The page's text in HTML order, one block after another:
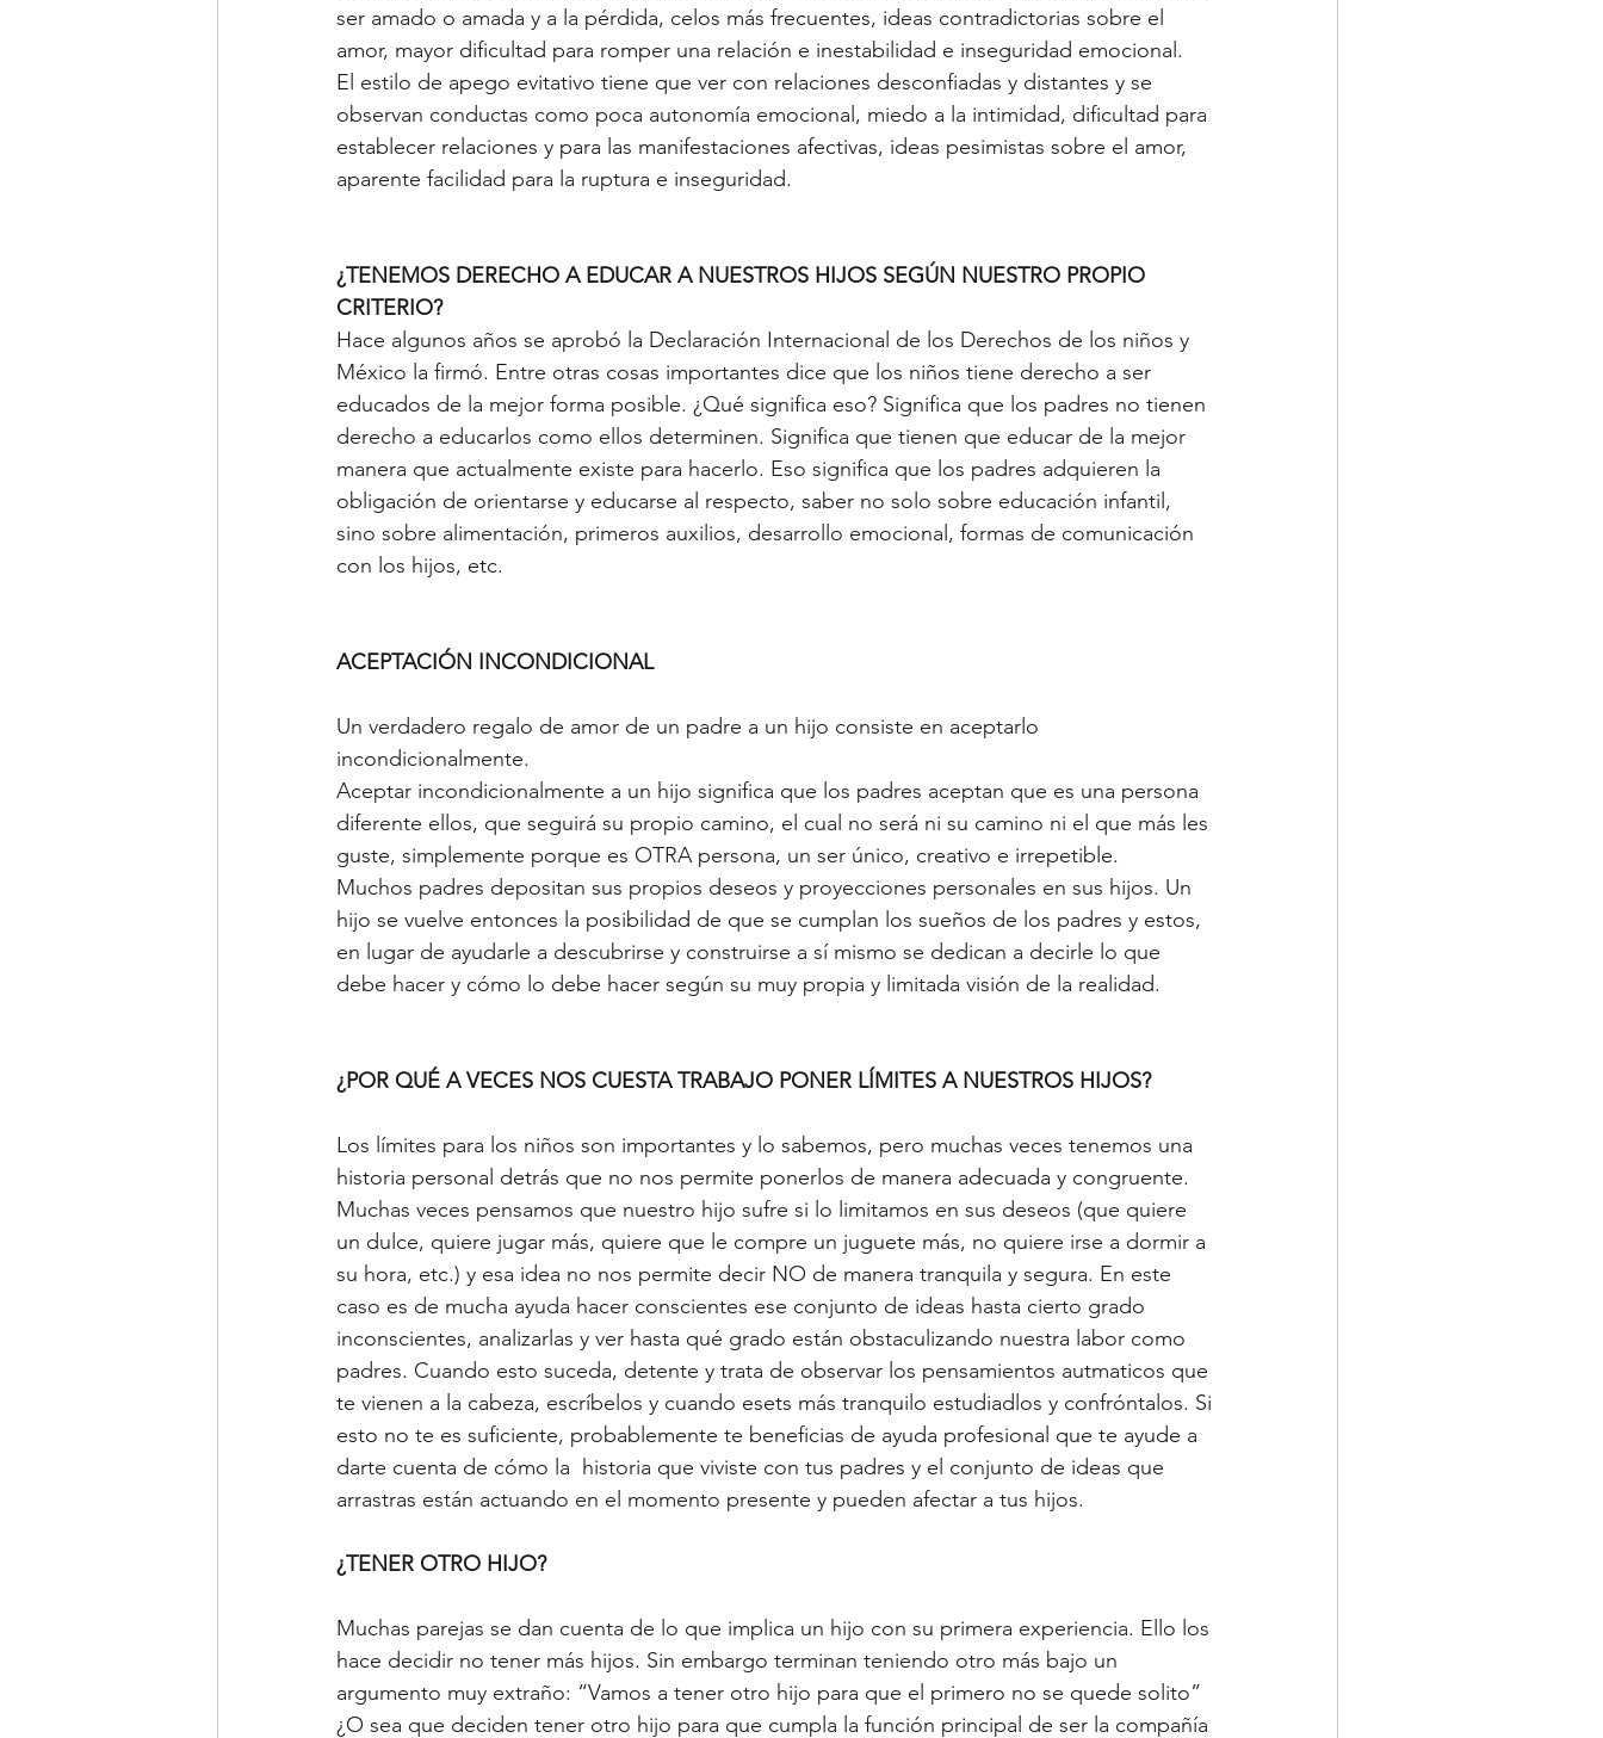
ser amado o amada y a la pérdida, celos más frecuentes, ideas contradictorias sobre el
amor, mayor dificultad para romper una relación e inestabilidad e inseguridad emocional.
El estilo de apego evitativo tiene que ver con relaciones desconfiadas y distantes y se
observan conductas como poca autonomía emocional, miedo a la intimidad, dificultad para
establecer relaciones y para las manifestaciones afectivas, ideas pesimistas sobre el amor,
aparente facilidad para la ruptura e inseguridad.
¿TENEMOS DERECHO A EDUCAR A NUESTROS HIJOS SEGÚN NUESTRO PROPIO
CRITERIO?
Hace algunos años se aprobó la Declaración Internacional de los Derechos de los niños y
México la firmó. Entre otras cosas importantes dice que los niños tiene derecho a ser
educados de la mejor forma posible. ¿Qué significa eso? Significa que los padres no tienen
derecho a educarlos como ellos determinen. Significa que tienen que educar de la mejor
manera que actualmente existe para hacerlo. Eso significa que los padres adquieren la
obligación de orientarse y educarse al respecto, saber no solo sobre educación infantil,
sino sobre alimentación, primeros auxilios, desarrollo emocional, formas de comunicación
con los hijos, etc.
ACEPTACIÓN INCONDICIONAL
Un verdadero regalo de amor de un padre a un hijo consiste en aceptarlo
incondicionalmente.
Aceptar incondicionalmente a un hijo significa que los padres aceptan que es una persona
diferente ellos, que seguirá su propio camino, el cual no será ni su camino ni el que más les
guste, simplemente porque es OTRA persona, un ser único, creativo e irrepetible.
Muchos padres depositan sus propios deseos y proyecciones personales en sus hijos. Un
hijo se vuelve entonces la posibilidad de que se cumplan los sueños de los padres y estos,
en lugar de ayudarle a descubrirse y construirse a sí mismo se dedican a decirle lo que
debe hacer y cómo lo debe hacer según su muy propia y limitada visión de la realidad.
¿POR QUÉ A VECES NOS CUESTA TRABAJO PONER LÍMITES A NUESTROS HIJOS?
Los límites para los niños son importantes y lo sabemos, pero muchas veces tenemos una
historia personal detrás que no nos permite ponerlos de manera adecuada y congruente.
Muchas veces pensamos que nuestro hijo sufre si lo limitamos en sus deseos (que quiere
un dulce, quiere jugar más, quiere que le compre un juguete más, no quiere irse a dormir a
su hora, etc.) y esa idea no nos permite decir NO de manera tranquila y segura. En este
caso es de mucha ayuda hacer conscientes ese conjunto de ideas hasta cierto grado
inconscientes, analizarlas y ver hasta qué grado están obstaculizando nuestra labor como
padres. Cuando esto suceda, detente y trata de observar los pensamientos autmaticos que
te vienen a la cabeza, escríbelos y cuando esets más tranquilo estudiadlos y confróntalos. Si
esto no te es suficiente, probablemente te beneficias de ayuda profesional que te ayude a
darte cuenta de cómo la  historia que viviste con tus padres y el conjunto de ideas que
arrastras están actuando en el momento presente y pueden afectar a tus hijos.
¿TENER OTRO HIJO?
Muchas parejas se dan cuenta de lo que implica un hijo con su primera experiencia. Ello los
hace decidir no tener más hijos. Sin embargo terminan teniendo otro más bajo un
argumento muy extraño: “Vamos a tener otro hijo para que el primero no se quede solito”
¿O sea que deciden tener otro hijo para que cumpla la función principal de ser la compañía